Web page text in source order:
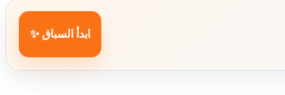
ابدأ السباق ✨